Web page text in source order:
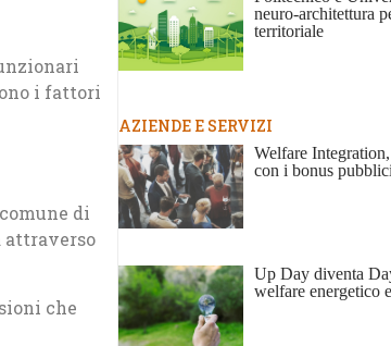
i fattori
di
attraverso
che
neuro-architettura
territoriale
AZIENDE E SERVIZI
Welfare
con i bonus pubblici
Up Day diventa
welfare energetico